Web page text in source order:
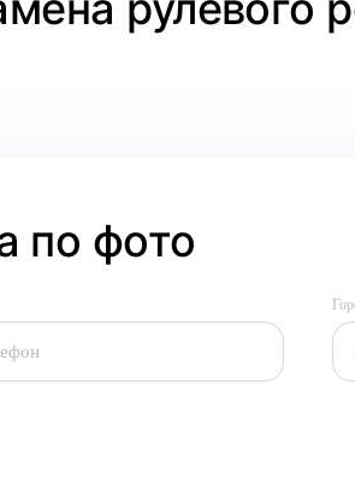
по фото